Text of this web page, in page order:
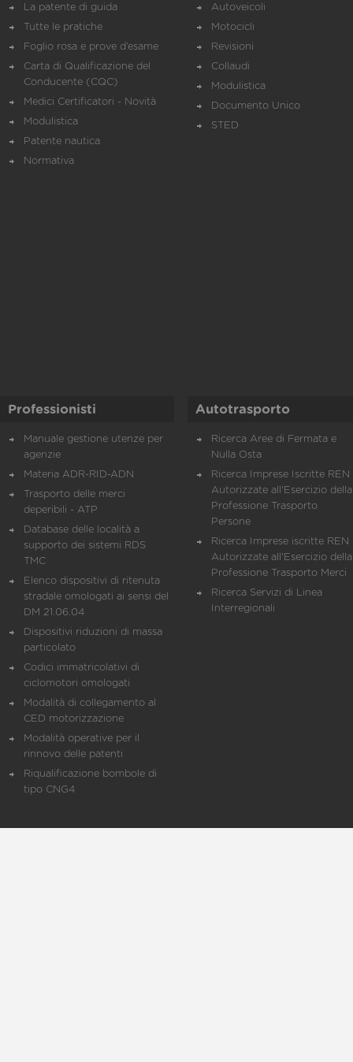
La patente di guida
Tutte le pratiche
Foglio rosa e prove d’esame
Carta di Qualificazione del
Conducente (CQC)
Medici Certificatori - Novità
Modulistica
Patente nautica
Normativa
Autoveicoli
Motocicli
Revisioni
Collaudi
Modulistica
Documento Unico
STED
Professionisti
Manuale gestione utenze per
agenzie
Materia ADR-RID-ADN
Trasporto delle merci
deperibili - ATP
Database delle località a
supporto dei sistemi RDS
TMC
Elenco dispositivi di ritenuta
stradale omologati ai sensi del
DM 21.06.04
Dispositivi riduzioni di massa
particolato
Codici immatricolativi di
ciclomotori omologati
Modalità di collegamento al
CED motorizzazione
Modalità operative per il
rinnovo delle patenti
Riqualificazione bombole di
tipo CNG4
Autotrasporto
Ricerca Aree di Fermata e
Nulla Osta
Ricerca Imprese Iscritte REN
Autorizzate all'Esercizio della
Professione Trasporto
Persone
Ricerca Imprese iscritte REN
Autorizzate all'Esercizio della
Professione Trasporto Merci
Ricerca Servizi di Linea
Interregionali